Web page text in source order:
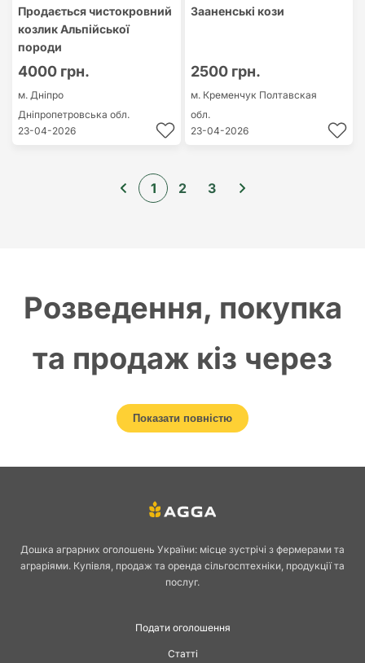
Продається чистокровний
козлик Альпійської
породи
4000 грн.
м. Дніпро
Дніпропетровська обл.
23-04-2026
Зааненські кози
2500 грн.
м. Кременчук Полтавская
обл.
23-04-2026
1 2 3
Розведення, покупка
та продаж кіз через
дошку оголошень
AGGA
Розведення кіз залишається одним із найприбутковіших і
швидкою адаптацією до різних кліматичних умов. Козівництво
затребуване як у приватних господарствах, так і на фермах, а попит
на кіз та козенят постійно зростає завдяки попиту на молочну й
Переваги розведення
Показати повністю
Дошка аграрних оголошень України: місце зустрічі з фермерами та
аграріями. Купівля, продаж та оренда сільгосптехніки, продукції та
послуг.
Подати оголошення
Статті